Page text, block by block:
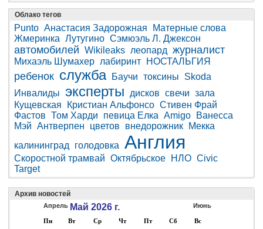
Облако тегов
Punto Анастасия Задорожная
Матерные слова
Жмеринка Лутугино Сэмюэль Л. Джексон
автомобилей Wikileaks леопард журналист
Михаэль Шумахер лабиринт НОСТАЛЬГИЯ
ребенок служба Баучи токсины
Skoda
Инвалиды эксперты дисков свечи зала
Кущевская
Кристиан Альфонсо Стивен Фрай
Фастов Том Харди певица Елка Amigo
Ванесса
Мэй Антверпен цветов внедорожник
Мекка
калининград
голодовка Англия
Скоростной трамвай Октябрьское НЛО Civic
Target
Архив новостей
Апрель Май 2026 г. Июнь
Пн Вт Ср Чт Пт Сб Вс